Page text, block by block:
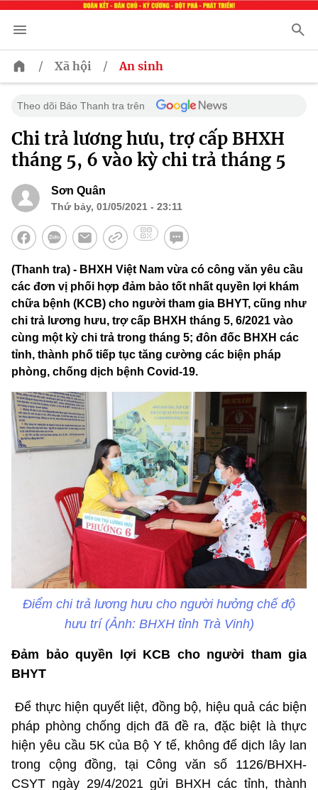
/ Xã hội / An sinh
Theo dõi Báo Thanh tra trên
Chi trả lương hưu, trợ cấp BHXH
tháng 5, 6 vào kỳ chi trả tháng 5
Sơn Quân
Thứ bảy, 01/05/2021 - 23:11
(Thanh tra) - BHXH Việt Nam vừa có công văn yêu cầu
các đơn vị phối hợp đảm bảo tốt nhất quyền lợi khám
chữa bệnh (KCB) cho người tham gia BHYT, cũng như
chi trả lương hưu, trợ cấp BHXH tháng 5, 6/2021 vào
cùng một kỳ chi trả trong tháng 5; đôn đốc BHXH các
tỉnh, thành phố tiếp tục tăng cường các biện pháp
phòng, chống dịch bệnh Covid-19.
Điểm chi trả lương hưu cho người hưởng chế độ
hưu trí (Ảnh: BHXH tỉnh Trà Vinh)
Đảm bảo quyền lợi KCB cho người tham gia
BHYT
Để thực hiện quyết liệt, đồng bộ, hiệu quả các biện
pháp phòng chống dịch đã đề ra, đặc biệt là thực
hiện yêu cầu 5K của Bộ Y tế, không để dịch lây lan
trong cộng đồng, tại Công văn số 1126/BHXH-
CSYT ngày 29/4/2021 gửi BHXH các tỉnh, thành